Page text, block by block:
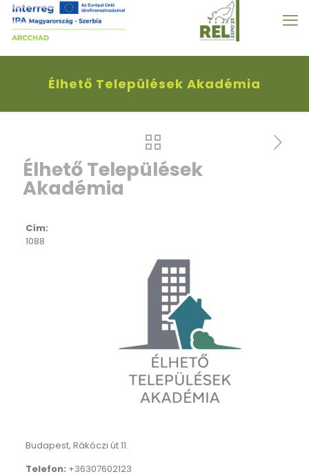
Élhető Települések Akadémia
Élhető Települések
Akadémia
Cím:
1088
Budapest, Rákóczi út 11.
Telefon: +36307602123